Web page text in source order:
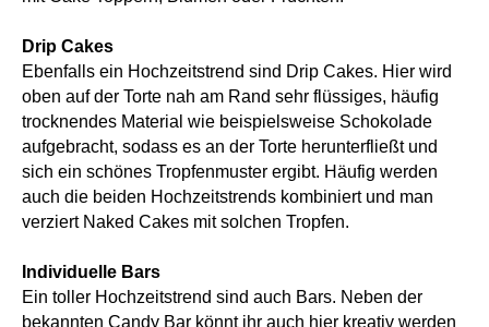
Drip Cakes
Ebenfalls ein Hochzeitstrend sind Drip Cakes. Hier wird
oben auf der Torte nah am Rand sehr flüssiges, häufig
trocknendes Material wie beispielsweise Schokolade
aufgebracht, sodass es an der Torte herunterfließt und
sich ein schönes Tropfenmuster ergibt. Häufig werden
auch die beiden Hochzeitstrends kombiniert und man
verziert Naked Cakes mit solchen Tropfen.
Individuelle Bars
Ein toller Hochzeitstrend sind auch Bars. Neben der
bekannten Candy Bar könnt ihr auch hier kreativ werden